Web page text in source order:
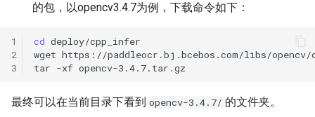
4. 分类+识别 RobustScanner
的包，以opencv3.4.7为例，下载命令如下：
1
2
3
cd
wget
tar -xf
最终可以在当前目录下看到 opencv-3.4.7/ 的文件夹。